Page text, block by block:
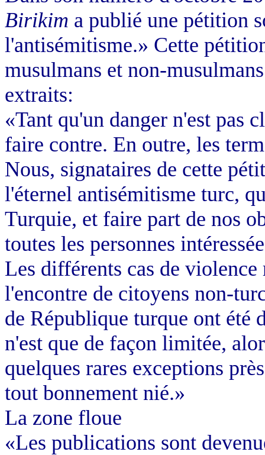
Birikim a publié une pétition
l'antisémitisme.» Cette
musulmans et non-
extraits:
«Tant qu'un danger n'est pas
faire contre. En outre, les
Nous, signataires de cette
l'éternel antisémitisme turc,
Turquie, et faire part de nos
toutes les personnes
Les différents cas de
l'encontre de citoyens non-
de République turque ont été
n'est que de façon limitée,
quelques rares exceptions
tout bonnement nié.»
La zone floue
«Les publications sont